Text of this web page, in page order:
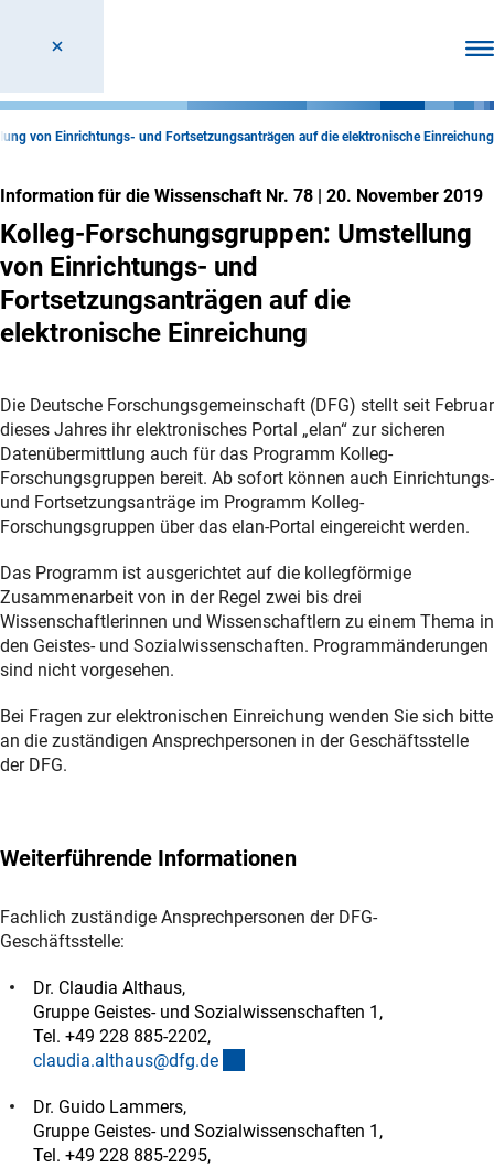
von Einrichtungs- und Fortsetzungsanträgen auf die elektronische Einreichung
Information für die Wissenschaft Nr. 78 | 20. November 2019
Kolleg-Forschungsgruppen: Umstellung
von Einrichtungs- und
Fortsetzungsanträgen auf die
elektronische Einreichung
Die Deutsche Forschungsgemeinschaft (DFG) stellt seit Februar
dieses Jahres ihr elektronisches Portal „elan“ zur sicheren
Datenübermittlung auch für das Programm Kolleg-
Forschungsgruppen bereit. Ab sofort können auch Einrichtungs-
und Fortsetzungsanträge im Programm Kolleg-
Forschungsgruppen über das elan-Portal eingereicht werden.
Das Programm ist ausgerichtet auf die kollegförmige
Zusammenarbeit von in der Regel zwei bis drei
Wissenschaftlerinnen und Wissenschaftlern zu einem Thema in
den Geistes- und Sozialwissenschaften. Programmänderungen
sind nicht vorgesehen.
Bei Fragen zur elektronischen Einreichung wenden Sie sich bitte
an die zuständigen Ansprechpersonen in der Geschäftsstelle
der DFG.
Weiterführende Informationen
Fachlich zuständige Ansprechpersonen der DFG-
Geschäftsstelle:
Dr. Claudia Althaus,
Gruppe Geistes- und Sozialwissenschaften 1,
Tel. +49 228 885-2202,
claudia.althaus@dfg.de
Dr. Guido Lammers,
Gruppe Geistes- und Sozialwissenschaften 1,
Tel. +49 228 885-2295,